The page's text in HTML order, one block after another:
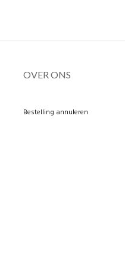
OVER ONS
Bestelling annuleren